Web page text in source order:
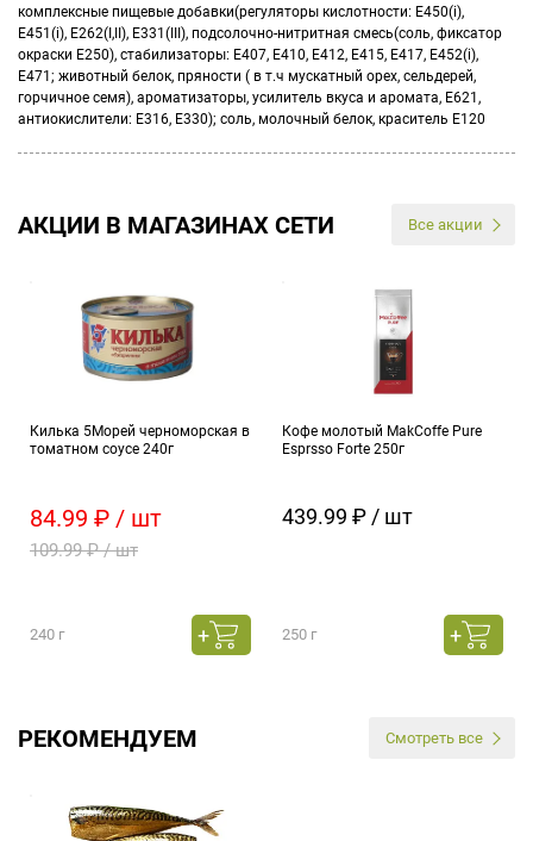
комплексные пищевые добавки(регуляторы кислотности: E450(i),
E451(i), E262(I,II), E331(III), подсолочно-нитритная смесь(соль, фиксатор
окраски E250), стабилизаторы: E407, E410, E412, E415, E417, E452(i),
E471; животный белок, пряности ( в т.ч мускатный орех, сельдерей,
горчичное семя), ароматизаторы, усилитель вкуса и аромата, E621,
антиокислители: E316, E330); соль, молочный белок, краситель E120
АКЦИИ В МАГАЗИНАХ СЕТИ Все акции
Килька 5Морей черноморская в
томатном соусе 240г
84.99 ₽ / шт
109.99 ₽ / шт
240 г
Кофе молотый MakCoffe Pure
Esprsso Forte 250г
439.99 ₽ / шт
250 г
РЕКОМЕНДУЕМ Смотреть все